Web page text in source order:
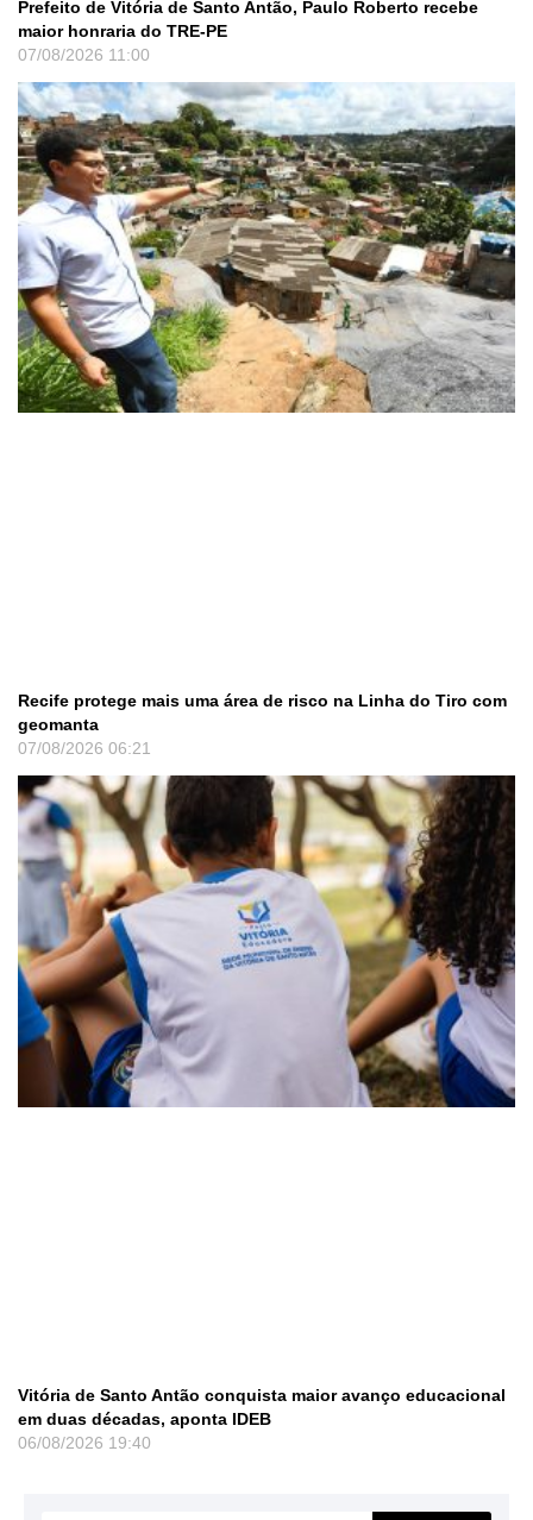
Prefeito de Vitória de Santo Antão, Paulo Roberto recebe
maior honraria do TRE-PE
07/08/2026 11:00
Recife protege mais uma área de risco na Linha do Tiro com
geomanta
07/08/2026 06:21
Vitória de Santo Antão conquista maior avanço educacional
em duas décadas, aponta IDEB
06/08/2026 19:40